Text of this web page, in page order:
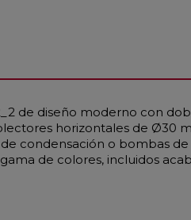
de diseño moderno con
horizontales de Ø30
condensación o bombas
de colores, incluidos